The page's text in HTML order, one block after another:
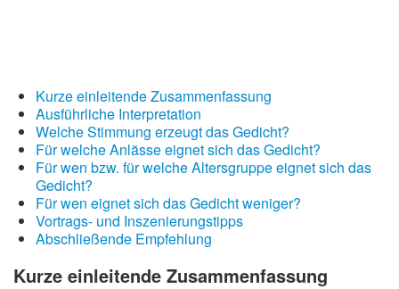
Kurze einleitende Zusammenfassung
Ausführliche Interpretation
Welche Stimmung erzeugt das Gedicht?
Für welche Anlässe eignet sich das Gedicht?
Für wen bzw. für welche Altersgruppe eignet sich das
Gedicht?
Für wen eignet sich das Gedicht weniger?
Vortrags- und Inszenierungstipps
Abschließende Empfehlung
Kurze einleitende Zusammenfassung